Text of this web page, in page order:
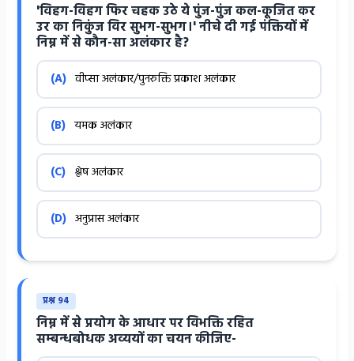
'विहग-विहग फिर चहक उठे ये पुंज-पुंज कल-कूजित कर
उर का निकुंज विर सुभग-सुभग।' नीचे दी गई पंक्तियों में
निम्न में से कौन-सा अलंकार है?
(A) वीप्सा अलंकार/पुनरुक्ति प्रकाश अलंकार
(B) यमक अलंकार
(C) श्लेष अलंकार
(D) अनुप्रास अलंकार
प्रश्न 94
निम्न में से प्रयोग के आधार पर विभक्ति रहित
सम्बन्धबोधक अव्ययों का चयन कीजिए-